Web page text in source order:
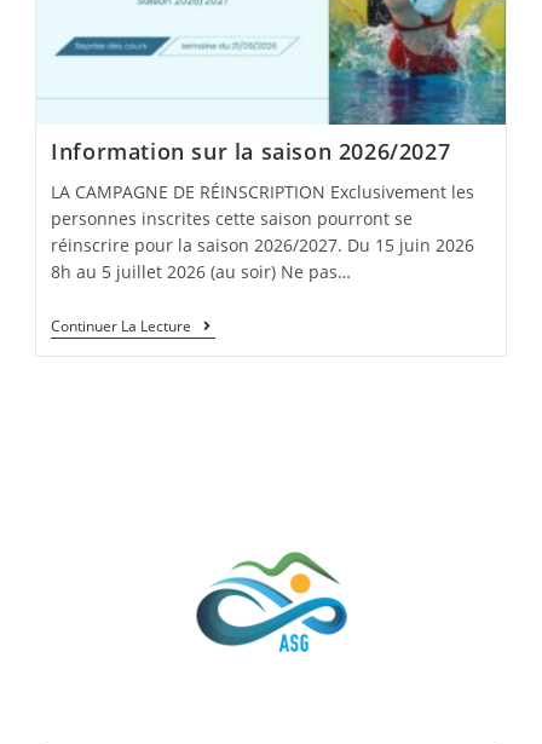
Information sur la saison 2026/2027
LA CAMPAGNE DE RÉINSCRIPTION Exclusivement les
personnes inscrites cette saison pourront se
réinscrire pour la saison 2026/2027. Du 15 juin 2026
8h au 5 juillet 2026 (au soir) Ne pas…
Continuer La Lecture Information
Sur